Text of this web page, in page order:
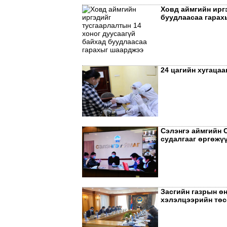
Ховд аймгийн
буудлаасаа
24 цагийн
Сэлэнгэ аймгийн
судалгааг
Засгийн газрын
хэлэлцээрийн